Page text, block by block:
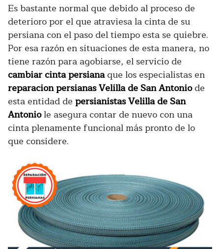
Es bastante normal que debido al proceso de
deterioro por el que atraviesa la cinta de su
persiana con el paso del tiempo esta se quiebre.
Por esa razón en situaciones de esta manera, no
tiene razón para agobiarse, el servicio de
cambiar cinta persianaque los especialistas en
reparacion persianas Velilla de San Antoniode
esta entidad de persianistas Velilla de San
Antoniole asegura contar de nuevo con una
cinta plenamente funcional más pronto de lo
que considere.